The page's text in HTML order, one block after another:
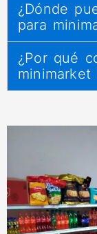
¿Dónde
para
¿Por qué
minimarket